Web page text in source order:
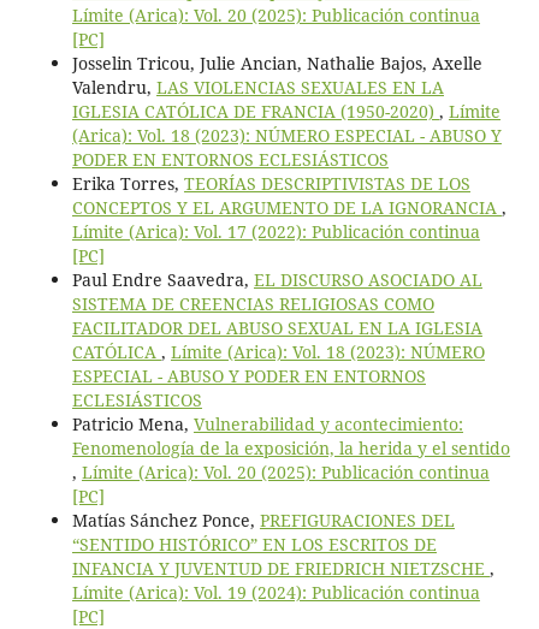
Límite (Arica): Vol. 20 (2025): Publicación continua
[PC]
Josselin Tricou, Julie Ancian, Nathalie Bajos, Axelle
Valendru, LAS VIOLENCIAS SEXUALES EN LA
IGLESIA CATÓLICA DE FRANCIA (1950-2020) , Límite
(Arica): Vol. 18 (2023): NÚMERO ESPECIAL - ABUSO Y
PODER EN ENTORNOS ECLESIÁSTICOS
Erika Torres, TEORÍAS DESCRIPTIVISTAS DE LOS
CONCEPTOS Y EL ARGUMENTO DE LA IGNORANCIA ,
Límite (Arica): Vol. 17 (2022): Publicación continua
[PC]
Paul Endre Saavedra, EL DISCURSO ASOCIADO AL
SISTEMA DE CREENCIAS RELIGIOSAS COMO
FACILITADOR DEL ABUSO SEXUAL EN LA IGLESIA
CATÓLICA , Límite (Arica): Vol. 18 (2023): NÚMERO
ESPECIAL - ABUSO Y PODER EN ENTORNOS
ECLESIÁSTICOS
Patricio Mena, Vulnerabilidad y acontecimiento:
Fenomenología de la exposición, la herida y el sentido
, Límite (Arica): Vol. 20 (2025): Publicación continua
[PC]
Matías Sánchez Ponce, PREFIGURACIONES DEL
“SENTIDO HISTÓRICO” EN LOS ESCRITOS DE
INFANCIA Y JUVENTUD DE FRIEDRICH NIETZSCHE ,
Límite (Arica): Vol. 19 (2024): Publicación continua
[PC]